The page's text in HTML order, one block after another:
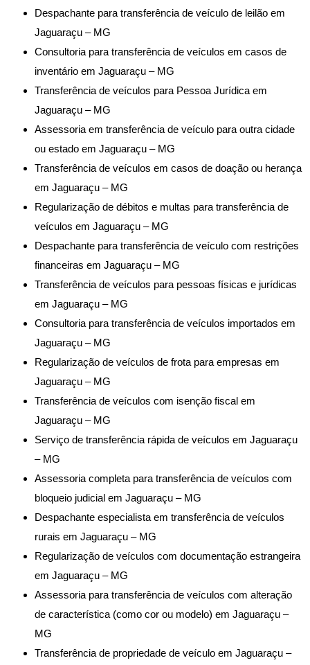
Despachante para transferência de veículo de leilão em
Jaguaraçu – MG
Consultoria para transferência de veículos em casos de
inventário em Jaguaraçu – MG
Transferência de veículos para Pessoa Jurídica em
Jaguaraçu – MG
Assessoria em transferência de veículo para outra cidade
ou estado em Jaguaraçu – MG
Transferência de veículos em casos de doação ou herança
em Jaguaraçu – MG
Regularização de débitos e multas para transferência de
veículos em Jaguaraçu – MG
Despachante para transferência de veículo com restrições
financeiras em Jaguaraçu – MG
Transferência de veículos para pessoas físicas e jurídicas
em Jaguaraçu – MG
Consultoria para transferência de veículos importados em
Jaguaraçu – MG
Regularização de veículos de frota para empresas em
Jaguaraçu – MG
Transferência de veículos com isenção fiscal em
Jaguaraçu – MG
Serviço de transferência rápida de veículos em Jaguaraçu
– MG
Assessoria completa para transferência de veículos com
bloqueio judicial em Jaguaraçu – MG
Despachante especialista em transferência de veículos
rurais em Jaguaraçu – MG
Regularização de veículos com documentação estrangeira
em Jaguaraçu – MG
Assessoria para transferência de veículos com alteração
de característica (como cor ou modelo) em Jaguaraçu –
MG
Transferência de propriedade de veículo em Jaguaraçu –